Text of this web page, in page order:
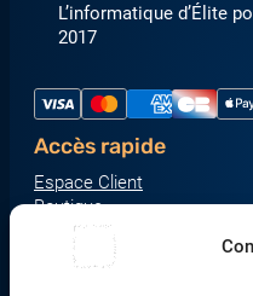
L’informatique d’Élite
2017
Accès rapide
Espace Client
Boutique
À propos
Nous contacter